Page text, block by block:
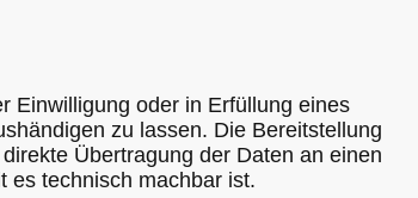
Einwilligung oder in Erfüllung eines
zu lassen. Die Bereitstellung
Übertragung der Daten an einen
es technisch machbar ist.